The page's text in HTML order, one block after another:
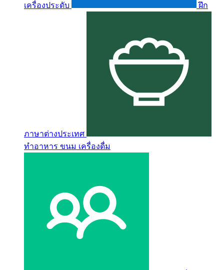
เครื่องประดับ ฝึก
ภาษาต่างประเทศ
ทำอาหาร ขนม เครื่องดื่ม